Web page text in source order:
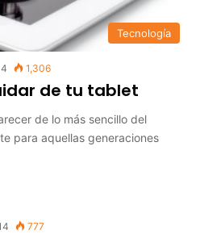
Tecnología
1,306
de tu tablet
de lo más sencillo del
para aquellas generaciones
777